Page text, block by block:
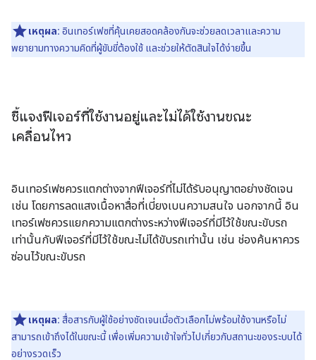
เหตุผล: อินเทอร์เฟซที่คุ้นเคยสอดคล้องกันจะช่วยลดเวลาและความ
พยายามทางความคิดที่ผู้ขับขี่ต้องใช้ และช่วยให้ตัดสินใจได้ง่ายขึ้น
ชี้แจงฟีเจอร์ที่ใช้งานอยู่และไม่ได้ใช้งานขณะ
เคลื่อนไหว
อินเทอร์เฟซควรแตกต่างจากฟีเจอร์ที่ไม่ได้รับอนุญาตอย่างชัดเจน
เช่น โดยการลดแสงเนื้อหาสื่อที่เบี่ยงเบนความสนใจ นอกจากนี้ อิน
เทอร์เฟซควรแยกความแตกต่างระหว่างฟีเจอร์ที่มีไว้ใช้ขณะขับรถ
เท่านั้นกับฟีเจอร์ที่มีไว้ใช้ขณะไม่ได้ขับรถเท่านั้น เช่น ช่องค้นหาควร
ซ่อนไว้ขณะขับรถ
เหตุผล: สื่อสารกับผู้ใช้อย่างชัดเจนเมื่อตัวเลือกไม่พร้อมใช้งานหรือไม่
สามารถเข้าถึงได้ในขณะนี้ เพื่อเพิ่มความเข้าใจทั่วไปเกี่ยวกับสถานะของระบบได้
อย่างรวดเร็ว